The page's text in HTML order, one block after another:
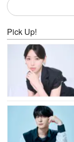
Pick Up!